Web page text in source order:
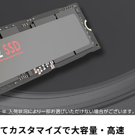
カスタマイズで大容量・高速